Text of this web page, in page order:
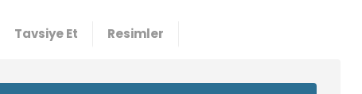
Tavsiye Et Resimler